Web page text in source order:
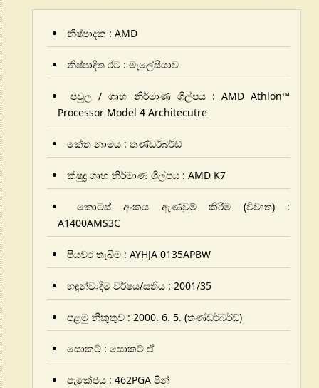
නිෂ්පාදක : AMD
නිෂ්පාදිත රට : මැලේසියාව
පවුල / ගෘහ නිර්මාණ ශිල්පය : AMD Athlon™
Processor Model 4 Architecutre
කේත නාමය : තණ්ඩර්බර්ඩ්
ක්ෂුද්‍ර ගෘහ නිර්මාණ ශිල්පය : AMD K7
කොටස් අංකය ඇණවුම් කිරීම (විවෘත) :
A1400AMS3C
පියවර තැබීම : AYHJA 0135APBW
හඳුන්වාදීම වර්ෂය/සතිය : 2001/35
පළමු නිකුතුව : 2000. 6. 5. (තණ්ඩර්බර්ඩ්)
සොකට් : සොකට් ඒ
පැකේජය : 462PGA පින්